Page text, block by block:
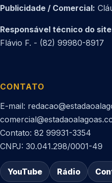
Publicidade / Comercial:
Responsável técnico do
Flávio F. - (82) 99980-8917
CONTATO
E-mail:
Contato: 82 99931-3354
CNPJ: 30.041.298/0001-49
YouTube Rádio